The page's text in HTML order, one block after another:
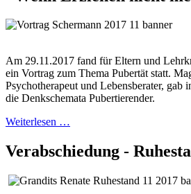
Am 29.11.2017 fand für Eltern und
ein Vortrag zum Thema Pubertät statt.
Psychotherapeut und Lebensberater, gab
die Denkschemata Pubertierender.
Weiterlesen …
Verabschiedung -